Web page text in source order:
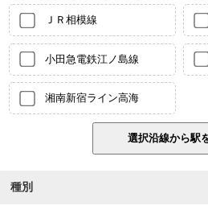
ＪＲ相模線
小田急電鉄江ノ島線
湘南新宿ライン高海
種別